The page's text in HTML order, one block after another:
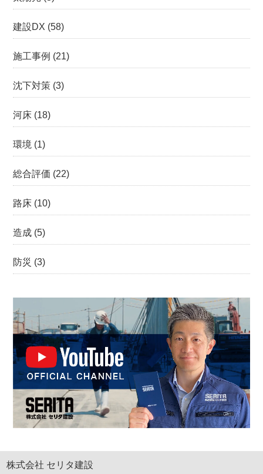
建設DX (58)
施工事例 (21)
沈下対策 (3)
河床 (18)
環境 (1)
総合評価 (22)
路床 (10)
造成 (5)
防災 (3)
株式会社 セリタ建設